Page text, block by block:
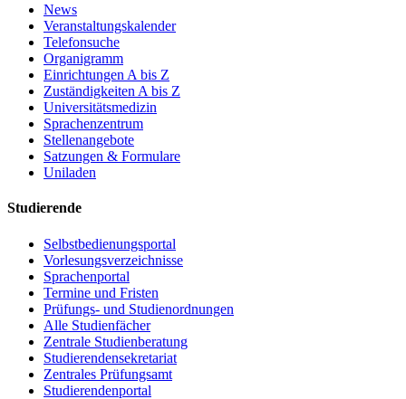
News
Veranstaltungskalender
Telefonsuche
Organigramm
Einrichtungen A bis Z
Zuständigkeiten A bis Z
Universitätsmedizin
Sprachenzentrum
Stellenangebote
Satzungen & Formulare
Uniladen
Studierende
Selbstbedienungsportal
Vorlesungsverzeichnisse
Sprachenportal
Termine und Fristen
Prüfungs- und Studienordnungen
Alle Studienfächer
Zentrale Studienberatung
Studierendensekretariat
Zentrales Prüfungsamt
Studierendenportal